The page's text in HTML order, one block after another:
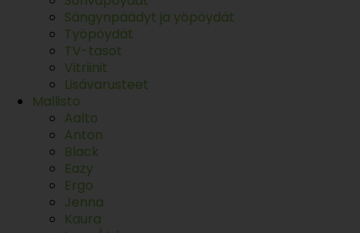
Sängynpäädyt ja yöpöydät
Työpöydät
TV-tasot
Vitriinit
Lisävarusteet
Mallisto
Aalto
Anton
Black
Eazy
Ergo
Jenna
Kaura